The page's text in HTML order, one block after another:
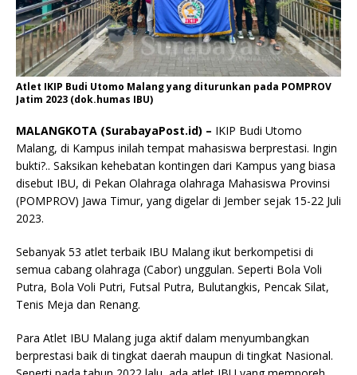
Atlet IKIP Budi Utomo Malang yang diturunkan pada POMPROV
Jatim 2023 (dok.humas IBU)
MALANGKOTA (SurabayaPost.id) – IKIP Budi Utomo
Malang, di Kampus inilah tempat mahasiswa berprestasi. Ingin
bukti?.. Saksikan kehebatan kontingen dari Kampus yang biasa
disebut IBU, di Pekan Olahraga olahraga Mahasiswa Provinsi
(POMPROV) Jawa Timur, yang digelar di Jember sejak 15-22 Juli
2023.
Sebanyak 53 atlet terbaik IBU Malang ikut berkompetisi di
semua cabang olahraga (Cabor) unggulan. Seperti Bola Voli
Putra, Bola Voli Putri, Futsal Putra, Bulutangkis, Pencak Silat,
Tenis Meja dan Renang.
Para Atlet IBU Malang juga aktif dalam menyumbangkan
berprestasi baik di tingkat daerah maupun di tingkat Nasional.